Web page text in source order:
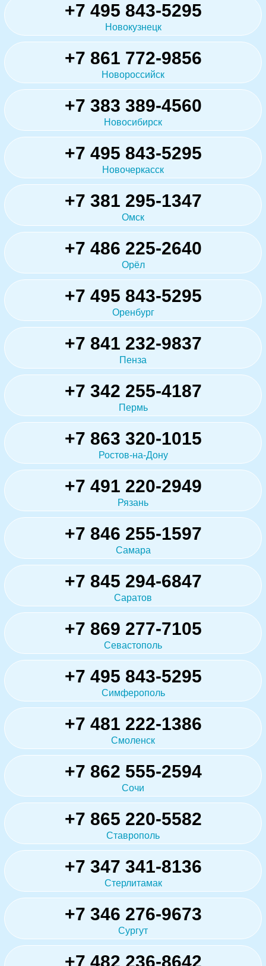
+7 495 843-5295
Новокузнецк
+7 861 772-9856
Новороссийск
+7 383 389-4560
Новосибирск
+7 495 843-5295
Новочеркасск
+7 381 295-1347
Омск
+7 486 225-2640
Орёл
+7 495 843-5295
Оренбург
+7 841 232-9837
Пенза
+7 342 255-4187
Пермь
+7 863 320-1015
Ростов-на-Дону
+7 491 220-2949
Рязань
+7 846 255-1597
Самара
+7 845 294-6847
Саратов
+7 869 277-7105
Севастополь
+7 495 843-5295
Симферополь
+7 481 222-1386
Смоленск
+7 862 555-2594
Сочи
+7 865 220-5582
Ставрополь
+7 347 341-8136
Стерлитамак
+7 346 276-9673
Сургут
+7 482 236-8642